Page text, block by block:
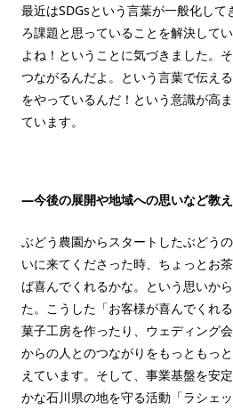
最近はSDGsという言葉が一般化し
ろ課題と思っていることを解決して
よね！ということに気づきました。
つながるんだよ。という言葉で伝え
をやっているんだ！という意識が高
ています。
—今後の展開や地域への思いなど教え
ぶどう農園からスタートしたぶどう
いに来てくださった時、ちょっとお
ば喜んでくれるかな。という思いか
た。こうした「お客様が喜んでくれ
菓子工房を作ったり、ウェディング
からの人とのつながりをもっともっ
えています。そして、事業基盤を安
かな石川県の地を守る活動「ラシェ